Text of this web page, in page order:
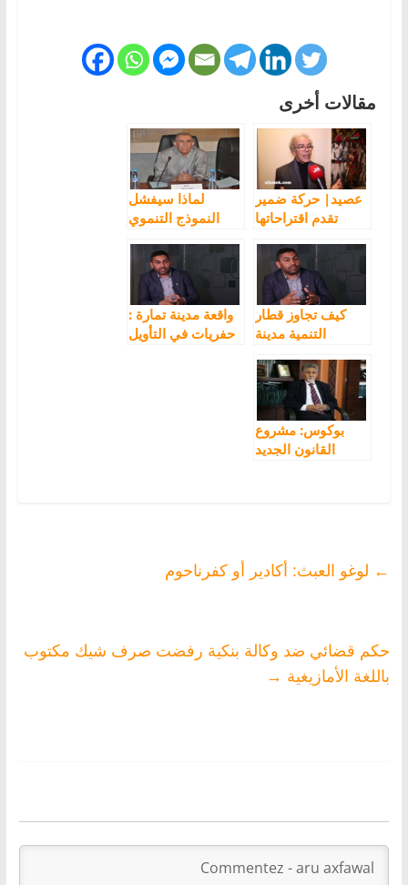
مقالات أخرى
عصيد| حركة ضمير
تقدم اقتراحاتها
العادل لثروات
المغرب والنموذج
التنموي الجديد
لماذا سيفشل
النموذج التنموي
كيف تجاوز قطار
التنمية مدينة
واقعة مدينة تمارة :
حفريات في التأويل
بوكوس: مشروع
القانون الجديد
البشرية
← لوغو العبث: أكادير أو كفرناحوم
حكم قضائي ضد وكالة بنكية رفضت صرف شيك مكتوب
باللغة الأمازيغية →